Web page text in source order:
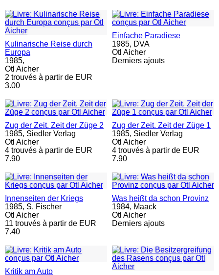
Kulinarische Reise durch
Europa
1985,
Otl Aicher
2 trouvés à partir de EUR
3.00
Einfache Paradiese
1985, DVA
Otl Aicher
Derniers ajouts
Zug der Zeit. Zeit der Züge 2
1985, Siedler Verlag
Otl Aicher
4 trouvés à partir de EUR
7.90
Zug der Zeit. Zeit der Züge 1
1985, Siedler Verlag
Otl Aicher
4 trouvés à partir de EUR
7.90
Innenseiten der Kriegs
1985, S. Fischer
Otl Aicher
11 trouvés à partir de EUR
7.40
Was heißt da schon Provinz
1984, Maack
Otl Aicher
Derniers ajouts
Kritik am Auto